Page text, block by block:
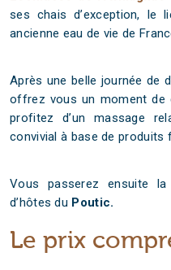
ses chais d’exception, le
ancienne eau de vie de
Après une belle journée de
offrez vous un moment de
profitez d’un massage
convivial à base de produits
Vous passerez ensuite
d’hôtes du Poutic.
Le prix